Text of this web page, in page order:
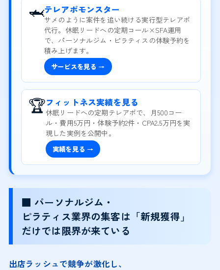
🦈テレアポモンスター
サメのように案件を追い続ける実行型テレアポ
代行。休眠リードへの定期コール×SFA運用
で、パーソナルジム・ピラティスの体験予約を
積み上げます。
サービスを見る →
🏆フィットネス実績を見る
休眠リードへの定期テレアポで、月500コー
ル・費用5万円・体験予約2件・CPA2.5万円を実
現した実例を公開中。
実績を見る →
■ パーソナルジム・
ピラティス業界の集客は「新規獲得」
だけでは限界が来ている
出店ラッシュで競争が激化し、